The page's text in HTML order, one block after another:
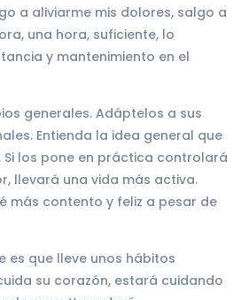
a aliviarme mis dolores, salgo a
una hora, suficiente, lo
y mantenimiento en el
generales. Adáptelos a sus
Entienda la idea general que
Si los pone en práctica controlará
llevará una vida más activa.
más contento y feliz a pesar de
es que lleve unos hábitos
su corazón, estará cuidando